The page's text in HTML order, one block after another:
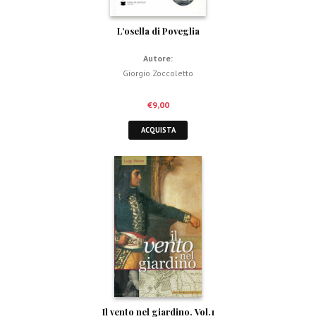
L’osella di Poveglia
Autore:
Giorgio Zoccoletto
€9,00
ACQUISTA
Il vento nel giardino. Vol.1